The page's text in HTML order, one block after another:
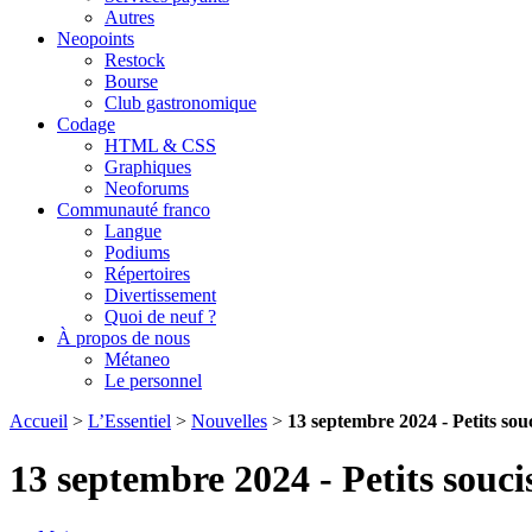
Autres
Neopoints
Restock
Bourse
Club gastronomique
Codage
HTML & CSS
Graphiques
Neoforums
Communauté franco
Langue
Podiums
Répertoires
Divertissement
Quoi de neuf ?
À propos de nous
Métaneo
Le personnel
Accueil > L’Essentiel > Nouvelles > 13 septembre 2024 - Petits
13 septembre 2024 - Petits